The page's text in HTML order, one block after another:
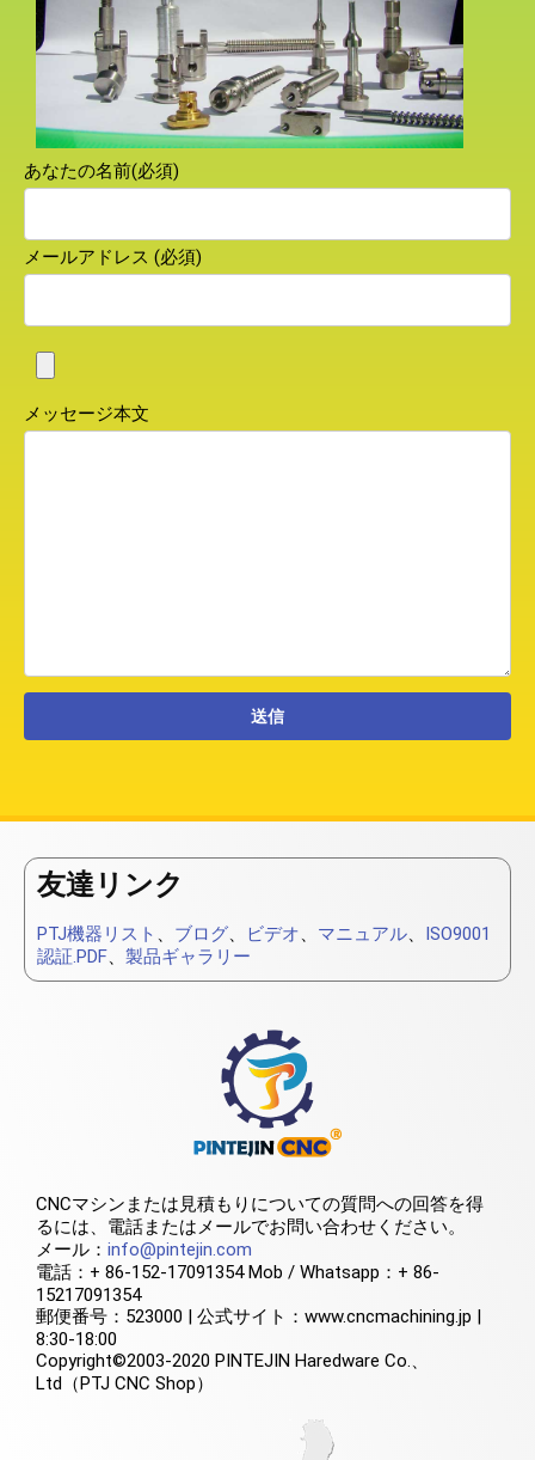
あなたの名前(必須)
メールアドレス (必須)
メッセージ本文
友達リンク
PTJ機器リスト 、 ブログ、 ビデオ、 マニュアル、 ISO9001
認証.PDF、 製品ギャラリー
CNCマシンまたは見積もりについての質問への回答を得
るには、電話またはメールでお問い合わせください。
メール： info@pintejin.com
電話：+ 86-152-17091354 Mob / Whatsapp：+ 86-
15217091354
郵便番号：523000 | 公式サイト：www.cncmachining.jp |
8:30-18:00
Copyright©2003-2020 PINTEJIN Haredware Co.、
Ltd（PTJ CNC Shop）